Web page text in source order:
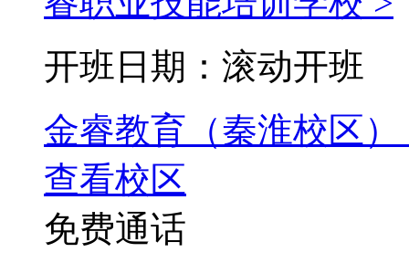
开班日期：滚动开班
金睿教育（秦淮校区）
查看校区
免费通话